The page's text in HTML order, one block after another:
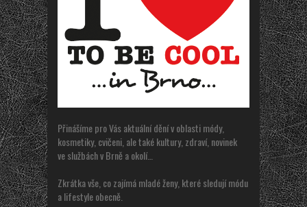
Přinášíme pro Vás aktuální dění v oblasti módy,
kosmetiky, cvičeni, ale také kultury, zdraví, novinek
ve službách v Brně a okolí…
Zkrátka vše, co zajímá mladé ženy, které sledují módu
a lifestyle obecně.